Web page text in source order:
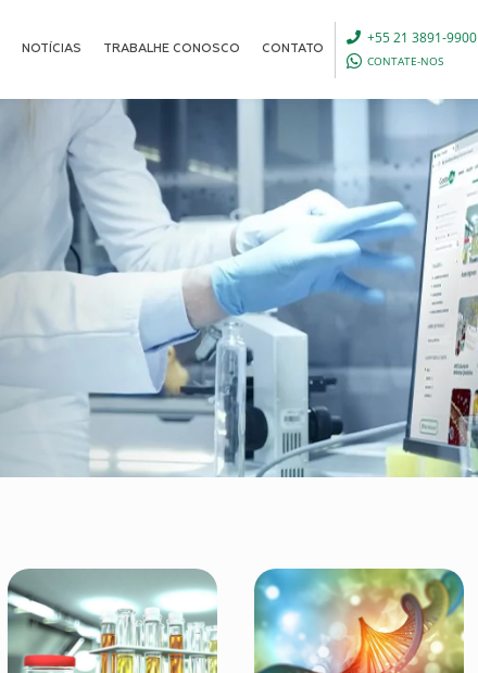
NOTÍCIAS TRABALHE CONOSCO CONTATO
+55 21 3891-9900
CONTATE-NOS